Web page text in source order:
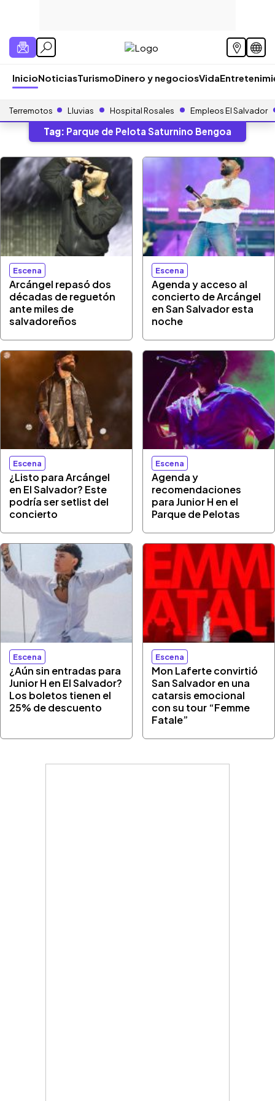
InicioNoticiasTurismoDinero y negociosVida
Terremotos Lluvias Hospital Rosales Empleos El Salvador
Tag: Parque de Pelota Saturnino Bengoa
Escena
Arcángel repasó dos
décadas de reguetón
ante miles de
salvadoreños
Escena
Agenda y acceso al
concierto de Arcángel
en San Salvador esta
noche
Escena
¿Listo para Arcángel
en El Salvador? Este
podría ser setlist del
concierto
Escena
Agenda y
recomendaciones
para Junior H en el
Parque de Pelotas
Escena
¿Aún sin entradas para
Junior H en El Salvador?
Los boletos tienen el
25% de descuento
Escena
Mon Laferte convirtió
San Salvador en una
catarsis emocional
con su tour “Femme
Fatale”